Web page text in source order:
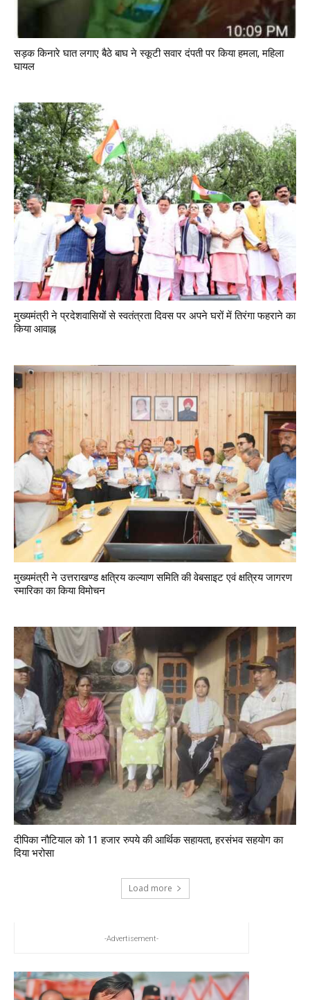
सड़क किनारे घात लगाए बैठे बाघ ने स्कूटी सवार दंपती पर किया हमला, महिला
घायल
मुख्यमंत्री ने प्रदेशवासियों से स्वतंत्रता दिवस पर अपने घरों में तिरंगा फहराने का
किया आवाह्न
मुख्यमंत्री ने उत्तराखण्ड क्षत्रिय कल्याण समिति की वेबसाइट एवं क्षत्रिय जागरण
स्मारिका का किया विमोचन
दीपिका नौटियाल को 11 हजार रुपये की आर्थिक सहायता, हरसंभव सहयोग का
दिया भरोसा
Load more
-Advertisement-